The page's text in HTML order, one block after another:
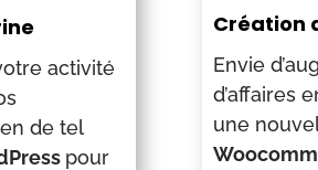
activité
de tel
pour
Création
Envie
d’affaires
une